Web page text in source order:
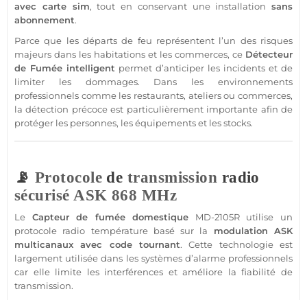
avec carte sim, tout en conservant une installation sans
abonnement.
Parce que les départs de feu représentent l’un des risques
majeurs dans les habitations et les commerces, ce Détecteur
de Fumée intelligent permet d’anticiper les incidents et de
limiter les dommages. Dans les environnements
professionnels comme les restaurants, ateliers ou commerces,
la détection précoce est particulièrement importante afin de
protéger les personnes, les équipements et les stocks.
📡 Protocolede transmission radio
sécurisé ASK 868 MHz
Le Capteurde fumée domestique MD-2105Rutilise un
protocole radio températurebasé sur la modulationASK
multicanaux avec code tournant. Cette technologie est
largement utilisée dans les systèmes d’alarmeprofessionnels
car elle limite les interférences et améliore la fiabilité de
transmission.